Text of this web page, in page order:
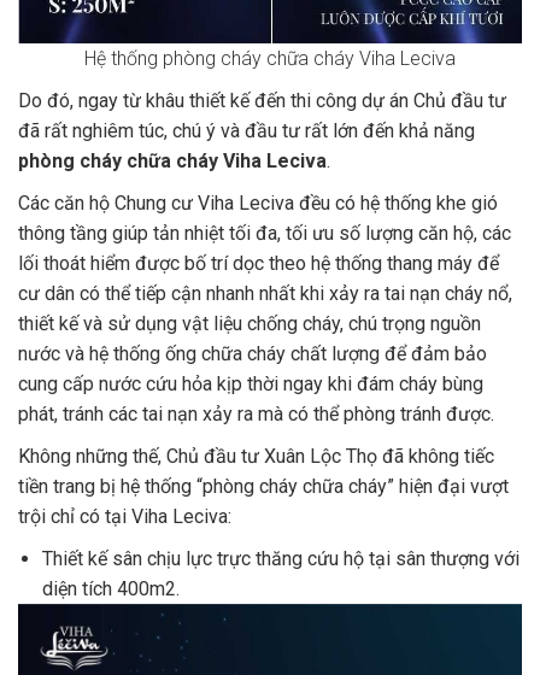
Hệ thống phòng cháy chữa cháy Viha Leciva
Do đó, ngay từ khâu thiết kế đến thi công dự án Chủ đầu tư
đã rất nghiêm túc, chú ý và đầu tư rất lớn đến khả năng
phòng cháy chữa cháy Viha Leciva.
Các căn hộ Chung cư Viha Leciva đều có hệ thống khe gió
thông tầng giúp tản nhiệt tối đa, tối ưu số lượng căn hộ, các
lối thoát hiểm được bố trí dọc theo hệ thống thang máy để
cư dân có thể tiếp cận nhanh nhất khi xảy ra tai nạn cháy nổ,
thiết kế và sử dụng vật liệu chống cháy, chú trọng nguồn
nước và hệ thống ống chữa cháy chất lượng để đảm bảo
cung cấp nước cứu hỏa kịp thời ngay khi đám cháy bùng
phát, tránh các tai nạn xảy ra mà có thể phòng tránh được.
Không những thế, Chủ đầu tư Xuân Lộc Thọ đã không tiếc
tiền trang bị hệ thống “phòng cháy chữa cháy” hiện đại vượt
trội chỉ có tại Viha Leciva:
Thiết kế sân chịu lực trực thăng cứu hộ tại sân thượng với
diện tích 400m2.